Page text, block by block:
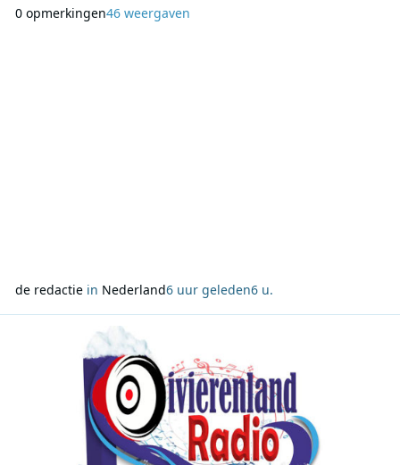
besteedt aandacht aan verschillende periodes binnen het
0 opmerkingen46 weergaven
de redactiein Nederland6 uur geleden6 u.
Lees meer over Rivierenland Radio zoekt deze zomer het publiek